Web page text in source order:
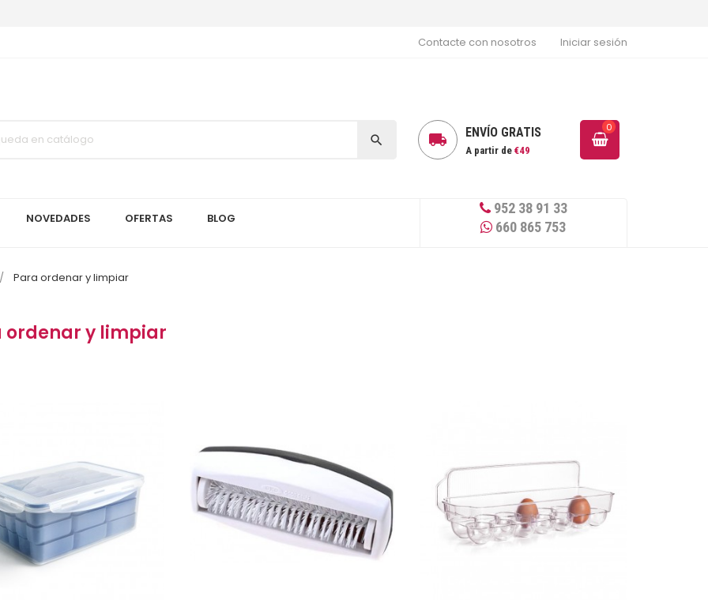
Iniciar sesión
Contacte con nosotros
  ENVÍO GRATIS
A partir de €49
0
NOVEDADES OFERTAS BLOG
952 38 91 33
660 865 753
Para ordenar y limpiar
ordenar y limpiar